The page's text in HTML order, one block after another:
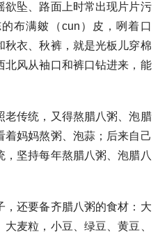
欲坠、路面上时常出现片片污
布满皴（cun）皮，咧着口
秋衣、秋裤，就是光板儿穿棉
北风从袖口和裤口钻进来，能
老传统，又得熬腊八粥、泡腊
着妈妈熬粥、泡蒜；后来自己
坚持每年熬腊八粥、泡腊八
，还要备齐腊八粥的食材：大
麦粒，小豆、绿豆、黄豆、